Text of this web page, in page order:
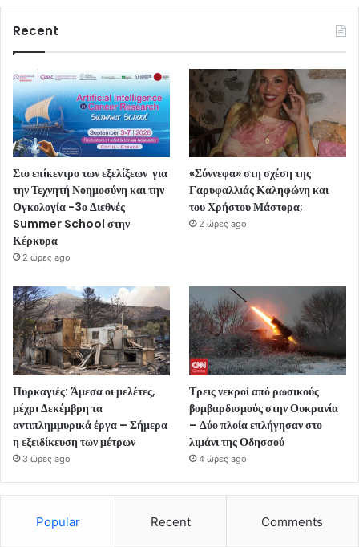
Recent
Στο επίκεντρο των εξελίξεων για
την Τεχνητή Νοημοσύνη και την
Ογκολογία -3ο Διεθνές
Summer School στην
Κέρκυρα
2 ώρες ago
«Σύννεφα» στη σχέση της
Γαρυφαλλιάς Καληφώνη και
του Χρήστου Μάστορα;
2 ώρες ago
Πυρκαγιές: Άμεσα οι μελέτες,
μέχρι Δεκέμβρη τα
αντιπλημμυρικά έργα – Σήμερα
η εξειδίκευση των μέτρων
3 ώρες ago
Τρεις νεκροί από ρωσικούς
βομβαρδισμούς στην Ουκρανία
– Δύο πλοία επλήγησαν στο
λιμάνι της Οδησσού
4 ώρες ago
Popular Recent Comments